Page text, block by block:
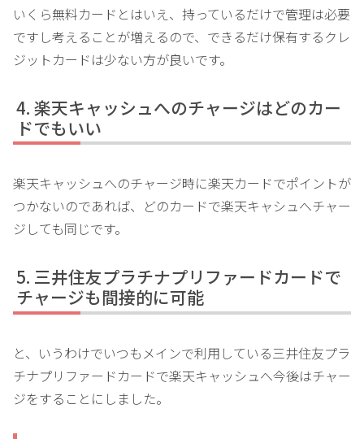
いくら無料カードとはいえ、持っているだけで管理は必要
ですし考えることが増えるので、できるだけ保有するクレ
ジットカードは少ない方が良いです。
楽天キャッシュへのチャージはどのカー
ドでもいい
楽天キャッシュへのチャージ時に楽天カードでポイントが
つかないのであれば、どのカードで楽天キャシュへチャー
ジしても同じです。
三井住友プラチナプリファードカードで
チャージも間接的に可能
と、いうわけでいつもメインで利用している三井住友プラ
チナプリファードカードで楽天キャッシュへ今後はチャー
ジをすることにしました。